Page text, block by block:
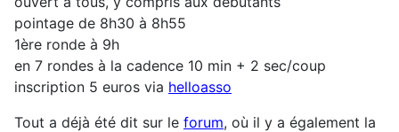
pointage de 8h30 à 8h55
1ère ronde à 9h
en 7 rondes à la cadence 10 min + 2 sec/coup
inscription 5 euros via helloasso
Tout a déjà été dit sur le forum, où il y a également la